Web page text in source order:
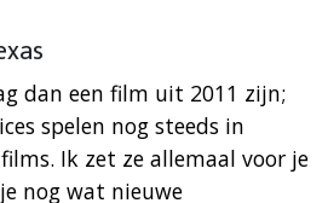
dan een film uit 2011 zijn;
spelen nog steeds in
Ik zet ze allemaal voor je
nog wat nieuwe